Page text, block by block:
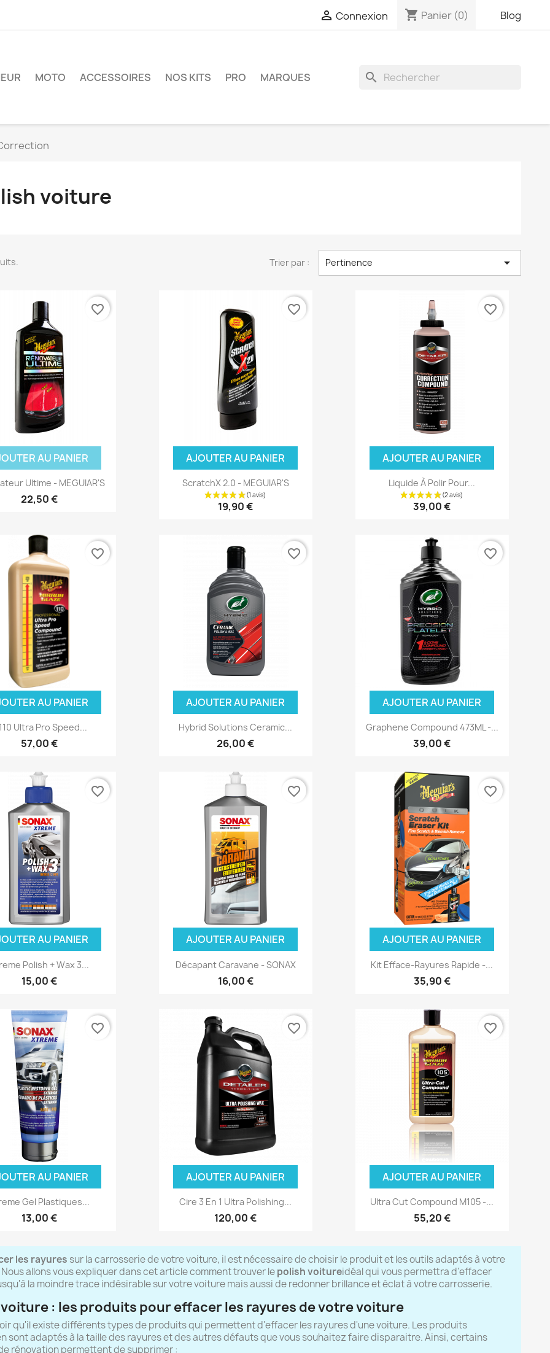
 Connexion shopping_cart Panier (0) Blog
MOTO ACCESSOIRES NOS KITS PRO MARQUES search
voiture
Trier par : Pertinence 
AU PANIER
Ultime - MEGUIAR'S
22,50 €
favorite_border
AJOUTER AU PANIER
ScratchX 2.0 - MEGUIAR'S
19,90 €
favorite_border
AJOUTER AU PANIER
Liquide À Polir Pour...
39,00 €
favorite_border
AU PANIER
Ultra Pro Speed...
57,00 €
favorite_border
AJOUTER AU PANIER
Hybrid Solutions Ceramic...
26,00 €
favorite_border
AJOUTER AU PANIER
Graphene Compound 473ML -...
39,00 €
favorite_border
AU PANIER
Polish + Wax 3...
15,00 €
favorite_border
AJOUTER AU PANIER
Décapant Caravane - SONAX
16,00 €
favorite_border
AJOUTER AU PANIER
Kit Efface-Rayures Rapide -...
35,90 €
favorite_border
AU PANIER
Gel Plastiques...
13,00 €
favorite_border
AJOUTER AU PANIER
Cire 3 En 1 Ultra Polishing...
120,00 €
favorite_border
AJOUTER AU PANIER
Ultra Cut Compound M105 -...
55,20 €
favorite_border
les rayures sur la carrosserie de votre voiture, il est nécessaire de choisir le produit et les outils adaptés à votre
allons vous expliquer dans cet article comment trouver lepolish voitureidéal qui vous permettra d'effacer
la moindre trace indésirable sur votre voiture mais aussi de redonner brillance et éclat à votre carrosserie.
: les produits pour effacer les rayures de votre voiture
qu'il existe différents types de produits qui permettent d'effacer les rayures d'une voiture. Les produits
sont adaptés à la taille des rayures et des autres défauts que vous souhaitez faire disparaitre. Ainsi, certains
rénovation permettent de supprimer :